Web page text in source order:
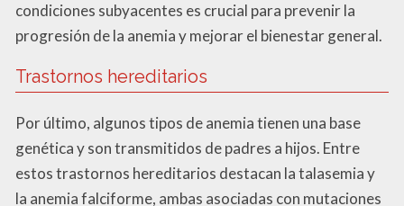
condiciones subyacentes es crucial para prevenir la
progresión de la anemia y mejorar el bienestar general.
Trastornos hereditarios
Por último, algunos tipos de anemia tienen una base
genética y son transmitidos de padres a hijos. Entre
estos trastornos hereditarios destacan la talasemia y
la anemia falciforme, ambas asociadas con mutaciones